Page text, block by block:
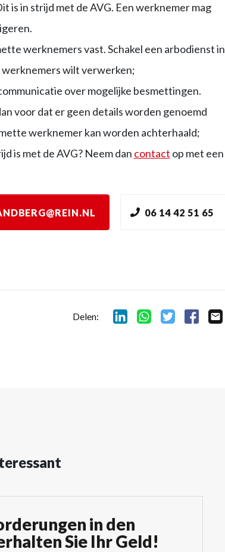
is in strijd met de AVG. Een werknemer mag
werknemers vast. Schakel een arbodienst in
wilt verwerken;
over mogelijke besmettingen.
voor dat er geen details worden genoemd
werknemer kan worden achterhaald;
is met de AVG? Neem dan contact op met een
06 14 42 51 65
Delen:
in den
Sie Ihr Geld!